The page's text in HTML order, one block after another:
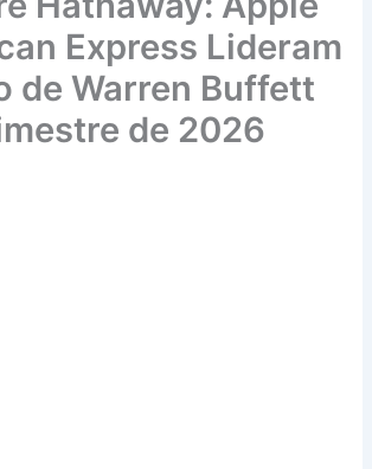
Express Lideram
de Warren Buffett
de 2026